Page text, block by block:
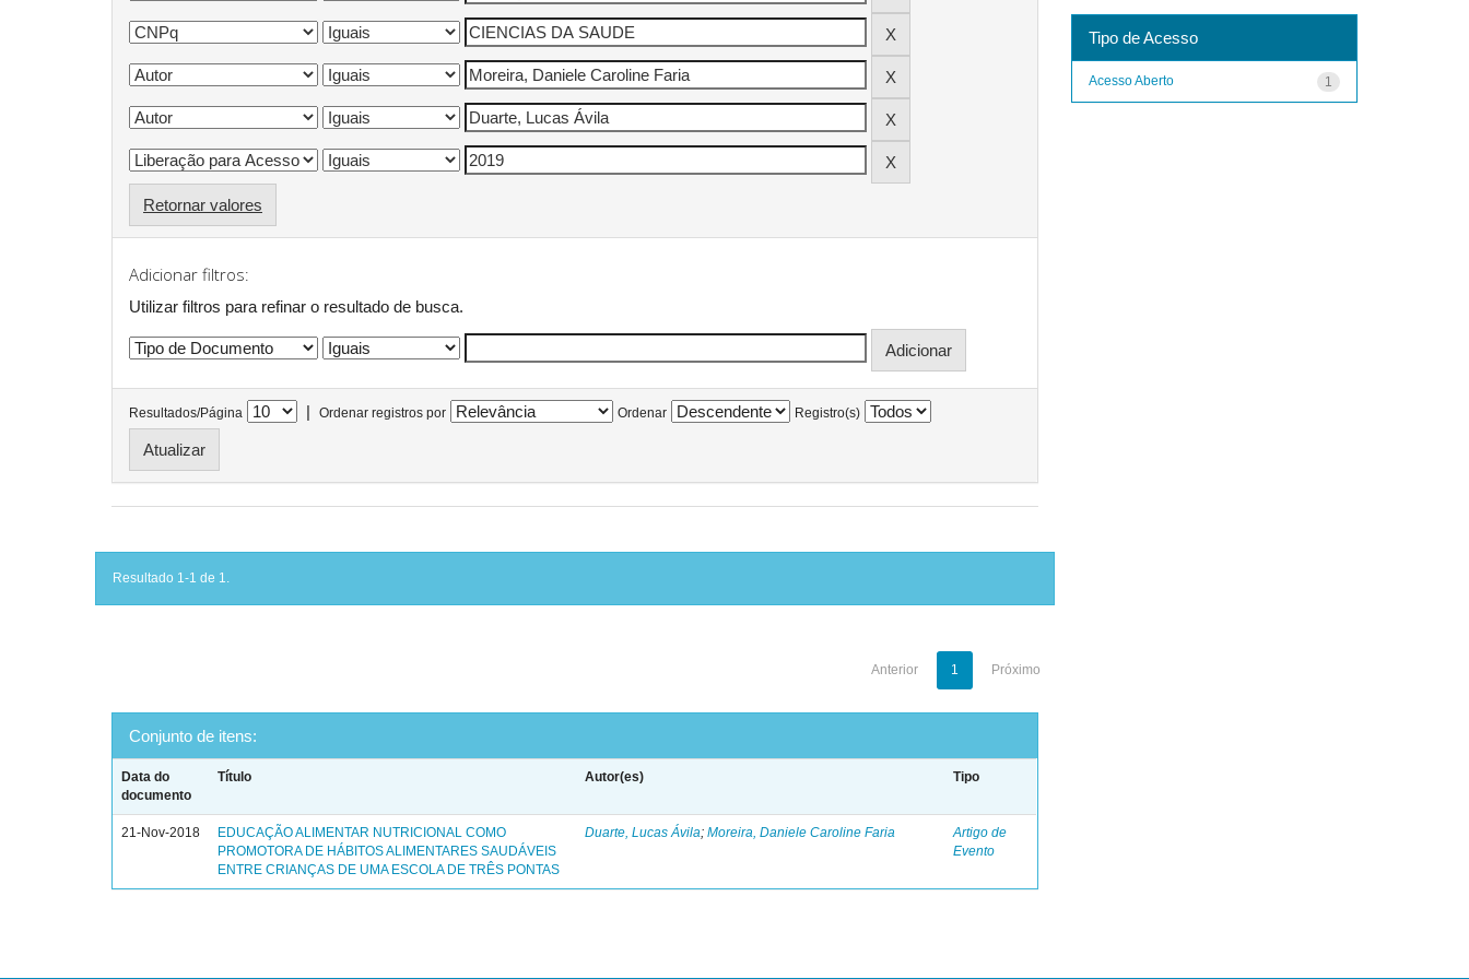
Retornar valores
Adicionar filtros:
Utilizar filtros para refinar o resultado de busca.
Resultados/Página | Ordenar registros por Ordenar Registro(s)
Resultado 1-1 de 1.
Anterior 1 Próximo
Conjunto de itens:
Data do
documento
Título Autor(es) Tipo
21-Nov-2018
EDUCAÇÃO ALIMENTAR NUTRICIONAL COMO
PROMOTORA DE HÁBITOS ALIMENTARES SAUDÁVEIS
ENTRE CRIANÇAS DE UMA ESCOLA DE TRÊS PONTAS
Duarte, Lucas Ávila;Moreira, Daniele Caroline Faria
Artigo de
Evento
Tipo de Acesso
1
Acesso Aberto